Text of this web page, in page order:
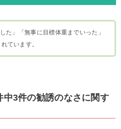
た」「無事に目標体重までいった」
ています。
3件の勧誘のなさに関す